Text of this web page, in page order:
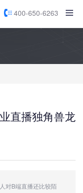
400-650-6263
直播独角兽龙
对B端直播还比较陌